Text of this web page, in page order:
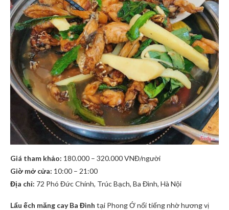
Giá tham khảo: 180.000 – 320.000 VNĐ/người
Giờ mở cửa: 10:00 – 21:00
Địa chỉ: 72 Phó Đức Chính, Trúc Bạch, Ba Đình, Hà Nội
Lẩu ếch măng cay Ba Đình tại Phong Ớ nổi tiếng nhờ hương vị